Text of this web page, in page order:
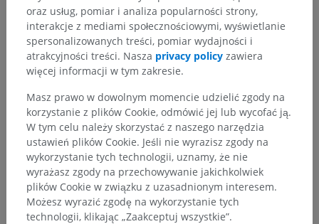
oraz usług, pomiar i analiza popularności strony,
interakcje z mediami społecznościowymi, wyświetlanie
spersonalizowanych treści, pomiar wydajności i
atrakcyjności treści. Nasza privacy policy zawiera
więcej informacji w tym zakresie.
Masz prawo w dowolnym momencie udzielić zgody na
korzystanie z plików Cookie, odmówić jej lub wycofać ją.
W tym celu należy skorzystać z naszego narzędzia
ustawień plików Cookie. Jeśli nie wyrazisz zgody na
wykorzystanie tych technologii, uznamy, że nie
wyrażasz zgody na przechowywanie jakichkolwiek
plików Cookie w związku z uzasadnionym interesem.
Możesz wyrazić zgodę na wykorzystanie tych
technologii, klikając „Zaakceptuj wszystkie”.